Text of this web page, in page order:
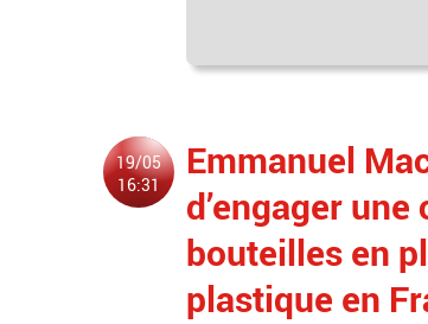
19/05
16:31
Emmanuel
d’engager
bouteilles en
plastique en